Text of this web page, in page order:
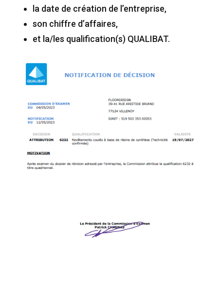
la date de création de l’entreprise,
son chiffre d’affaires,
et la/les qualification(s) QUALIBAT.